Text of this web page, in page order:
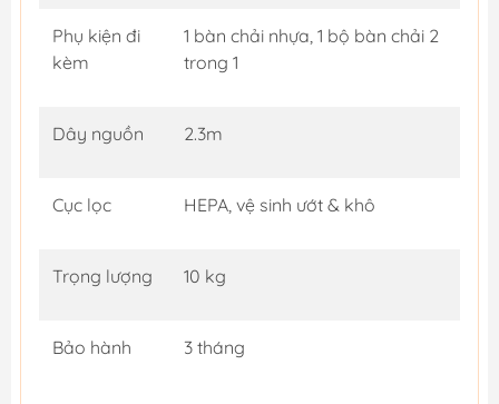
Phụ kiện đi
kèm
1 bàn chải nhựa, 1 bộ bàn chải 2
trong 1
Dây nguồn 2.3m
Cục lọc HEPA, vệ sinh ướt & khô
Trọng lượng 10 kg
Bảo hành 3 tháng